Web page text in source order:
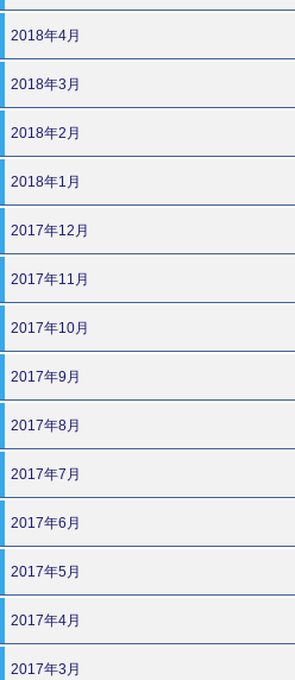
2018年4月
2018年3月
2018年2月
2018年1月
2017年12月
2017年11月
2017年10月
2017年9月
2017年8月
2017年7月
2017年6月
2017年5月
2017年4月
2017年3月